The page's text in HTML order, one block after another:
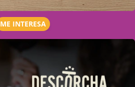
ME INTERESA